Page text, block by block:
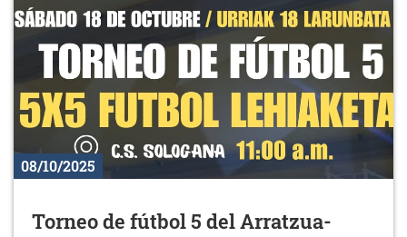
08/10/2025
Torneo de fútbol 5 del Arratzua-